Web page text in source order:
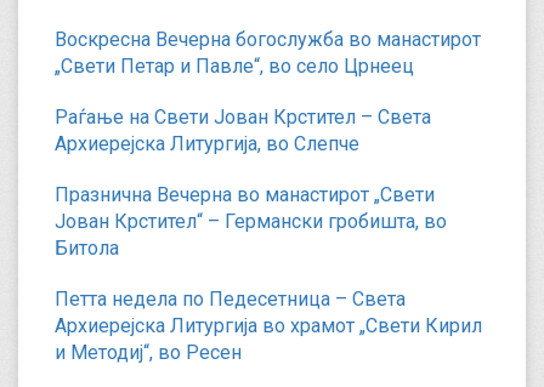
Воскресна Вечерна богослужба во манастирот
„Свети Петар и Павле“, во село Црнеец
Раѓање на Свети Јован Крстител – Света
Архиерејска Литургија, во Слепче
Празнична Вечерна во манастирот „Свети
Јован Крстител“ – Германски гробишта, во
Битола
Петта недела по Педесетница – Света
Архиерејска Литургија во храмот „Свети Кирил
и Методиј“, во Ресен